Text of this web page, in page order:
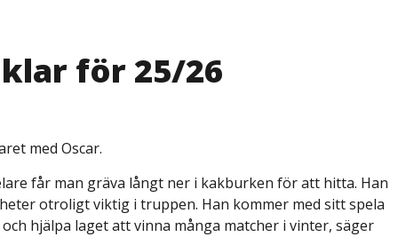
för 25/26
med Oscar.
får man gräva långt ner i kakburken för att hitta. Han
otroligt viktig i truppen. Han kommer med sitt spela
hjälpa laget att vinna många matcher i vinter, säger